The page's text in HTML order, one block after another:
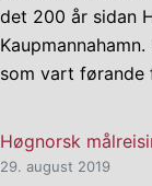
det 200 år sidan
som vart førande
Høgnorsk
29. august 2019